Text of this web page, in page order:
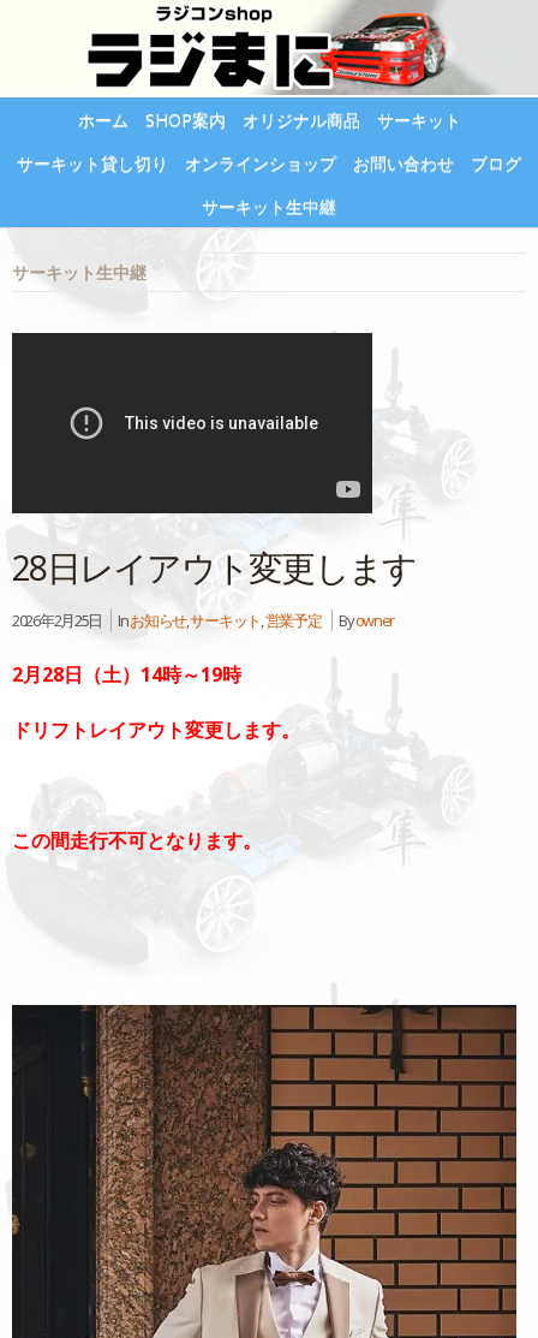
ホーム SHOP案内 オリジナル商品
サーキット
サーキット貸し切り
オンラインショップ お問い合わせ
ブログ
サーキット生中継
サーキット生中継
28日レイアウト変更します
2026年2月25日 Inお知らせ,サーキット,営業予定 Byowner
2月28日（土）14時～19時
ドリフトレイアウト変更します。
この間走行不可となります。